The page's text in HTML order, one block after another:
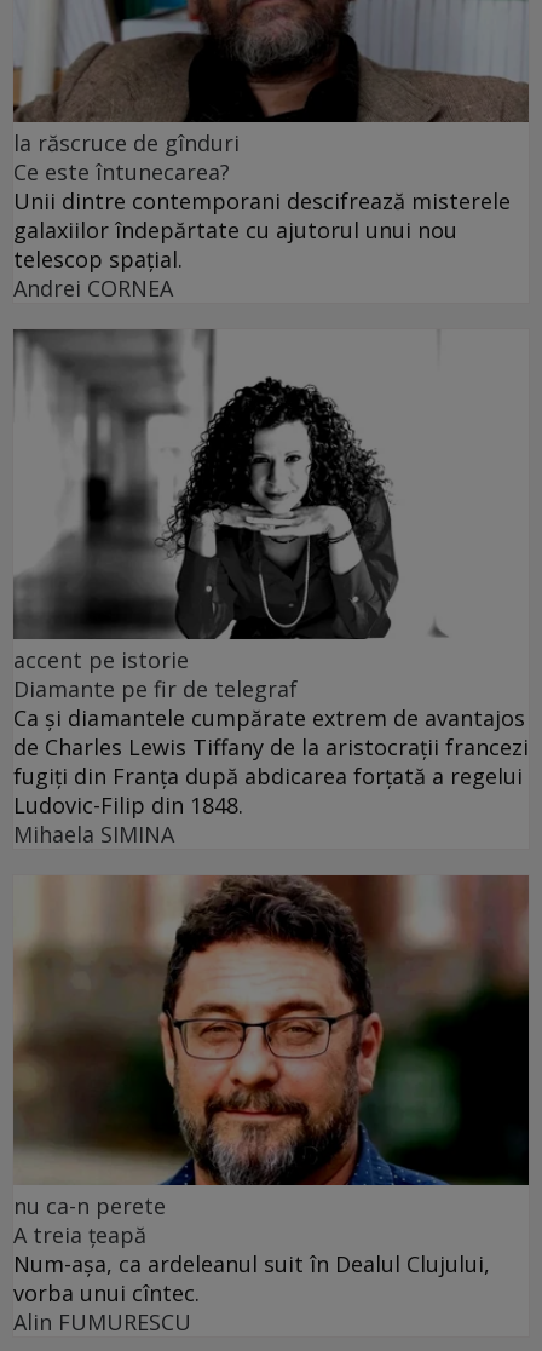
la răscruce de gînduri
Ce este întunecarea?
Unii dintre contemporani descifrează misterele
galaxiilor îndepărtate cu ajutorul unui nou
telescop spațial.
Andrei CORNEA
accent pe istorie
Diamante pe fir de telegraf
Ca și diamantele cumpărate extrem de avantajos
de Charles Lewis Tiffany de la aristocrații francezi
fugiți din Franța după abdicarea forțată a regelui
Ludovic-Filip din 1848.
Mihaela SIMINA
nu ca-n perete
A treia țeapă
Num-așa, ca ardeleanul suit în Dealul Clujului,
vorba unui cîntec.
Alin FUMURESCU